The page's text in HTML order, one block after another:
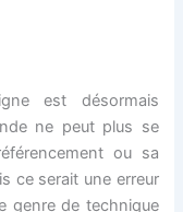
est désormais
ne peut plus se
ou sa
ce serait une erreur
genre de technique